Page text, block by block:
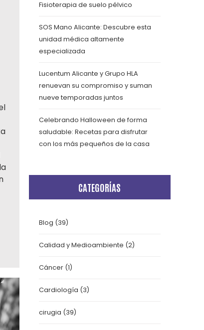
Fisioterapia de suelo pélvico
SOS Mano Alicante: Descubre esta
unidad médica altamente
especializada
Lucentum Alicante y Grupo HLA
renuevan su compromiso y suman
nueve temporadas juntos
Celebrando Halloween de forma
saludable: Recetas para disfrutar
con los más pequeños de la casa
CATEGORÍAS
Blog (39)
Calidad y Medioambiente (2)
Cáncer(1)
Cardiología (3)
cirugia (39)